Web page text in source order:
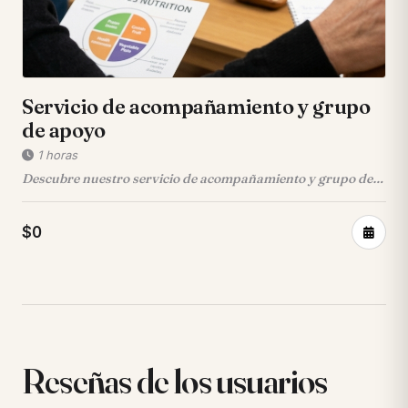
Servicio de acompañamiento y grupo
de apoyo
1 horas
Descubre nuestro servicio de acompañamiento y grupo de
apoyo especializado en Nutrición para la Diab...
$0
Reseñas de los usuarios